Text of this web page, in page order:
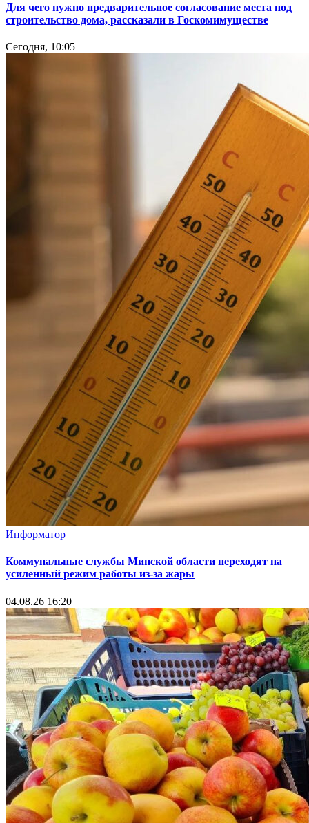
Для чего нужно предварительное согласование места под
строительство дома, рассказали в Госкомимуществе
Сегодня, 10:05
Информатор
Коммунальные службы Минской области переходят на
усиленный режим работы из-за жары
04.08.26 16:20